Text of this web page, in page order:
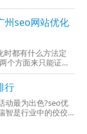
格，下面给大家归
化的钱大都怎莫花
少钱？第一种
州seo网站优化
时都有什么方法定
个方面来只能证
即搜索引擎优化是
网站设计比较适合
阵搜索引擎你的
检索中获得排名靠
行
动最为出色?seo优
智是行业中的佼佼